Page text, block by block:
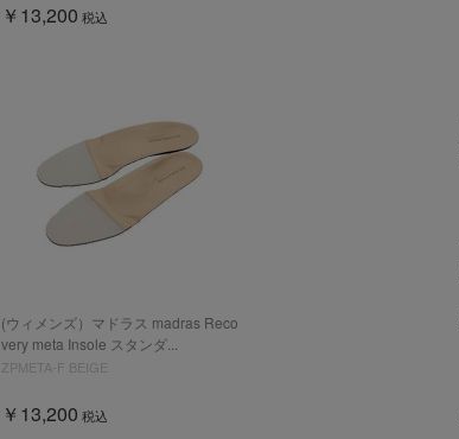
￥13,200 税込
(ウィメンズ）マドラス madras Reco
very meta Insole スタンダ...
ZPMETA-F BEIGE
￥13,200 税込